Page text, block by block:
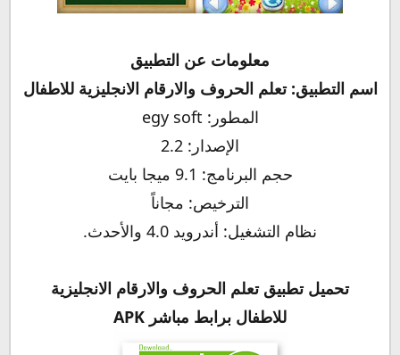
معلومات عن التطبيق
اسم التطبيق: تعلم الحروف والارقام الانجليزية للاطفال
المطور: egy soft
الإصدار: 2.2
حجم البرنامج: 9.1 ميجا بايت
الترخيص: مجاناً
نظام التشغيل: أندرويد 4.0 والأحدث.
تحميل تطبيقتعلم الحروف والارقام الانجليزية
للاطفال برابط مباشر APK